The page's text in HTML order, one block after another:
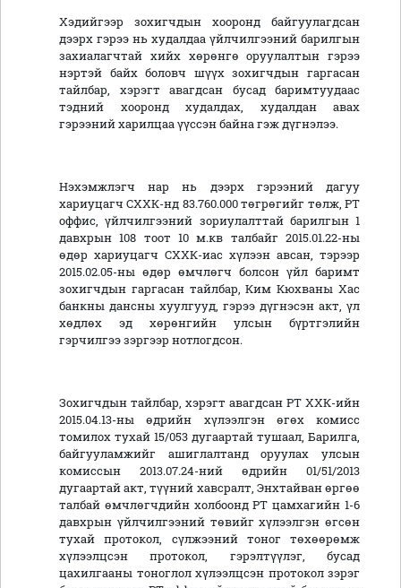
Хэдийгээр зохигчдын хооронд байгуулагдсан
дээрх гэрээ нь худалдаа үйлчилгээний барилгын
захиалагчтай хийх хөрөнгө оруулалтын гэрээ
нэртэй байх боловч шүүх зохигчдын гаргасан
тайлбар, хэрэгт авагдсан бусад баримтуудаас
тэдний хооронд худалдах, худалдан авах
гэрээний харилцаа үүссэн байна гэж дүгнэлээ.
Нэхэмжлэгч нар нь дээрх гэрээний дагуу
хариуцагч СХХК-нд 83.760.000 төгрөгийг төлж, PT
оффис, үйлчилгээний зориулалттай барилгын 1
давхрын 108 тоот 10 м.кв талбайг 2015.01.22-ны
өдөр хариуцагч СХХК-иас хүлээн авсан, тэрээр
2015.02.05-ны өдөр өмчлөгч болсон үйл баримт
зохигчдын гаргасан тайлбар, Ким Кюхваны Хас
банкны дансны хуулгууд, гэрээ дүгнэсэн акт, үл
хөдлөх эд хөрөнгийн улсын бүртгэлийн
гэрчилгээ зэргээр нотлогдсон.
Зохигчдын тайлбар, хэрэгт авагдсан PT ХХК-ийн
2015.04.13-ны өдрийн хүлээлгэн өгөх комисс
томилох тухай 15/053 дугаартай тушаал, Барилга,
байгууламжийг ашиглалтанд оруулах улсын
комиссын 2013.07.24-ний өдрийн 01/51/2013
дугаартай акт, түүний хавсралт, Энхтайван өргөө
талбай өмчлөгчдийн холбоонд PT цамхагийн 1-6
давхрын үйлчилгээний төвийг хүлээлгэн өгсөн
тухай протокол, сүлжээний тоног төхөөрөмж
хүлээлцсэн протокол, гэрэлтүүлэг, бусад
цахилгааны тоноглол хүлээлцсэн протокол зэрэг